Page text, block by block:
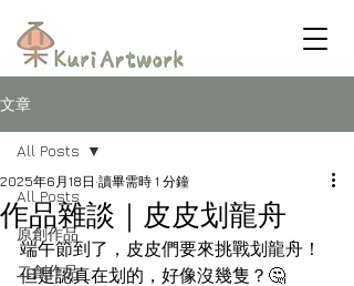
文章
All Posts
原創作品
二創作品
All Posts
作品雜談｜皮皮划龍舟
2025年6月18日 讀畢需時 1 分鐘
端午節到了，皮皮們要來挑戰划龍舟！
但是認真在划的，好像沒幾隻？🤔